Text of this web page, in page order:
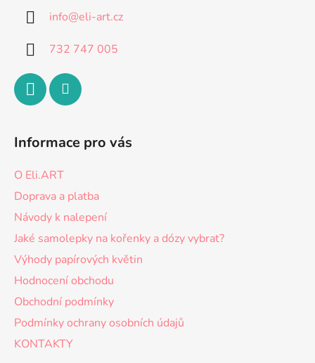
info@eli-art.cz
732 747 005
Informace pro vás
O Eli.ART
Doprava a platba
Návody k nalepení
Jaké samolepky na kořenky a dózy vybrat?
Výhody papírových květin
Hodnocení obchodu
Obchodní podmínky
Podmínky ochrany osobních údajů
KONTAKTY